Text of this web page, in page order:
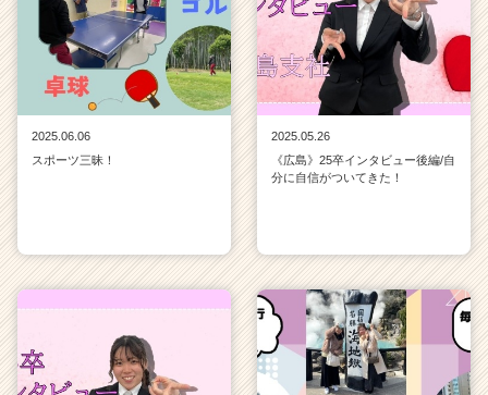
2025.06.06
スポーツ三昧！
2025.05.26
《広島》25卒インタビュー後編/自
分に自信がついてきた！